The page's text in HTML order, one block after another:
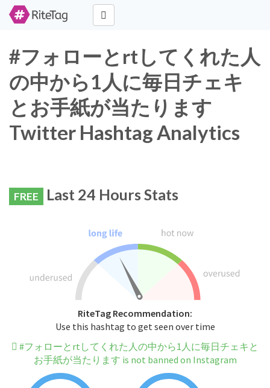
#フォローとrtしてくれた人
の中から1人に毎日チェキ
とお手紙が当たります
Twitter Hashtag Analytics
FREE Last 24 Hours Stats
RiteTag Recommendation:
Use this hashtag to get seen over time
#フォローとrtしてくれた人の中から1人に毎日チェキと
お手紙が当たります is not banned on Instagram